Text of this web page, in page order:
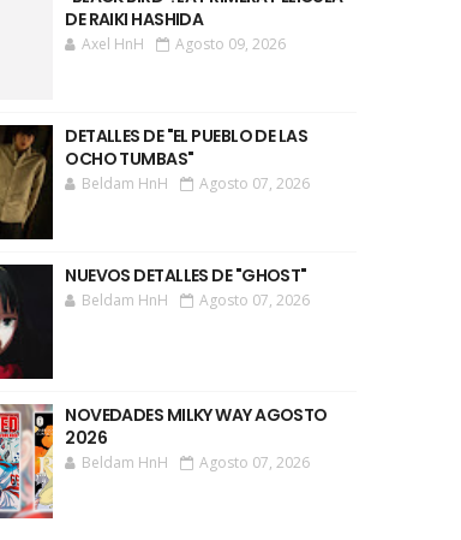
DE RAIKI HASHIDA
Axel HnH Agosto 09, 2026
DETALLES DE "EL PUEBLO DE LAS
OCHO TUMBAS"
Beldam HnH Agosto 07, 2026
NUEVOS DETALLES DE "GHOST"
Beldam HnH Agosto 07, 2026
NOVEDADES MILKY WAY AGOSTO
2026
Beldam HnH Agosto 07, 2026